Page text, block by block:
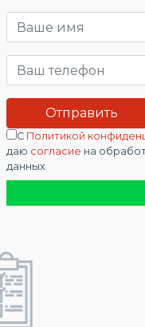
С Политикой
даю согласие на
данных